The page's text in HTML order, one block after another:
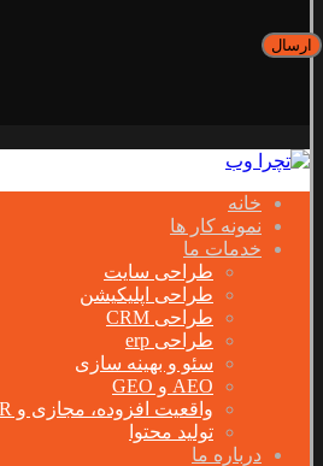
خانه
نمونه کار ها
خدمات ما
طراحی سایت
طراحی اپلیکیشن
طراحی CRM
طراحی erp
سئو و بهینه سازی
AEO و GEO
واقعیت افزوده، مجازی و XR
تولید محتوا
درباره ما